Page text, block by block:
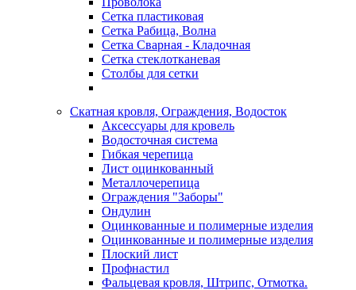
Сетка пластиковая
Сетка Рабица, Волна
Сетка Сварная - Кладочная
Сетка стеклотканевая
Столбы для сетки
Скатная кровля, Ограждения, Водосток
Аксессуары для кровель
Водосточная система
Гибкая черепица
Лист оцинкованный
Металлочерепица
Ограждения "Заборы"
Ондулин
Оцинкованные и полимерные изделия
Оцинкованные и полимерные изделия
Плоский лист
Профнастил
Фальцевая кровля, Штрипс, Отмотка.